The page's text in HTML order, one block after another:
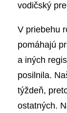
vodičský
V priebehu
pomáhajú
a iných
posilnila.
týždeň,
ostatných.